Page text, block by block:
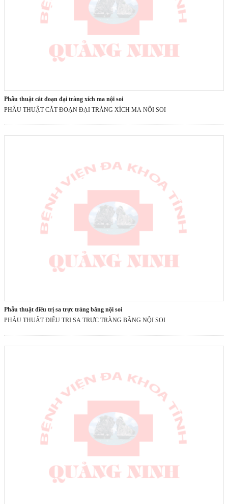
phẫu thuật cắt đoạn đại tràng xích ma nội soi
PHẪU THUẬT CẮT ĐOẠN ĐẠI TRÀNG XÍCH MA NỘI SOI
phẫu thuật điều trị sa trực tràng bằng nội soi
PHẪU THUẬT ĐIỀU TRỊ SA TRỰC TRÀNG BẰNG NỘI SOI